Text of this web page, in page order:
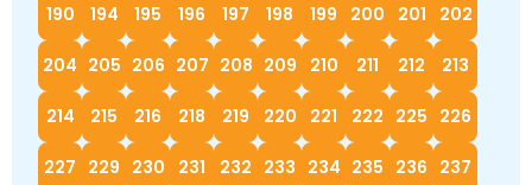
190 194 195 196 197 198 199 200 201 202
204 205 206 207 208 209 210 211 212 213
214 215 216 218 219 220 221 222 225 226
227 229 230 231 232 233 234 235 236 237